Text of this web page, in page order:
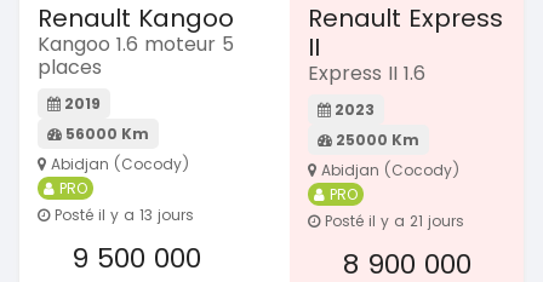
Renault Kangoo
Kangoo 1.6 moteur 5
places
2019
56000 Km
Abidjan (Cocody)
PRO
Posté il y a 13 jours
9 500 000
Renault Express
II
Express II 1.6
2023
25000 Km
Abidjan (Cocody)
PRO
Posté il y a 21 jours
8 900 000